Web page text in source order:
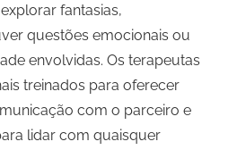
fantasias,
questões emocionais ou
envolvidas. Os terapeutas
treinados para oferecer
com o parceiro e
lidar com quaisquer